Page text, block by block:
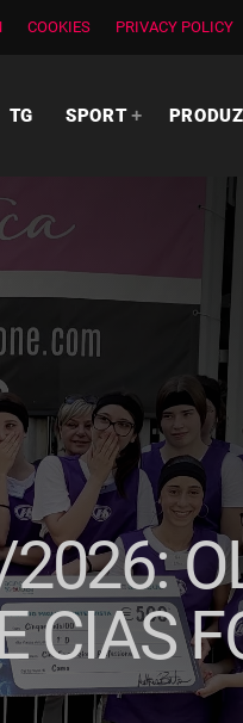
COOKIES PRIVACY POLICY
TG SPORT
CIAS